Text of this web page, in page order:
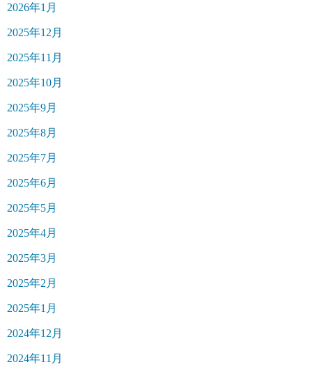
2026年1月
2025年12月
2025年11月
2025年10月
2025年9月
2025年8月
2025年7月
2025年6月
2025年5月
2025年4月
2025年3月
2025年2月
2025年1月
2024年12月
2024年11月